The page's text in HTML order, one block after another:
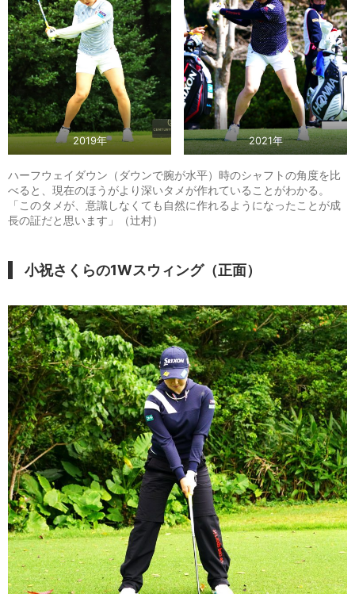
2019年 2021年
ハーフウェイダウン（ダウンで腕が水平）時のシャフトの角度を比
べると、現在のほうがより深いタメが作れていることがわかる。
「このタメが、意識しなくても自然に作れるようになったことが成
長の証だと思います」（辻村）
小祝さくらの1Wスウィング（正面）